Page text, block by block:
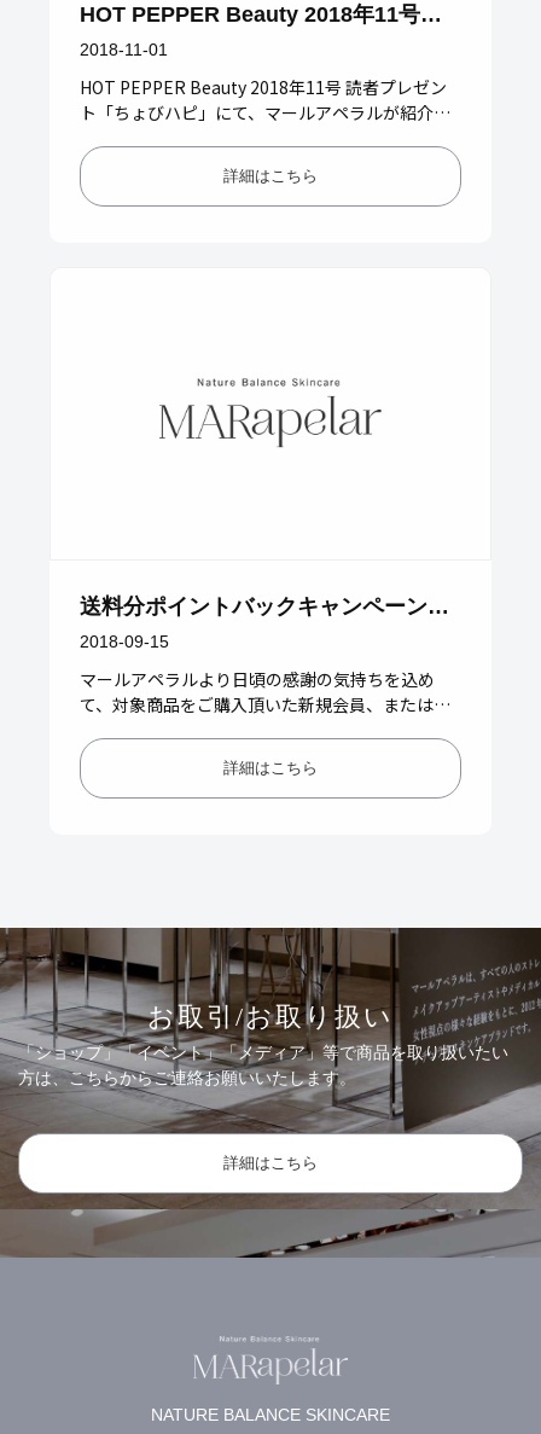
HOT PEPPER Beauty 2018年11号掲
載
2018-11-01
HOT PEPPER Beauty 2018年11号 読者プレゼン
ト「ちょびハピ」にて、マールアペラルが紹介さ
詳細はこちら
送料分ポイントバックキャンペーンの
お知らせ
2018-09-15
マールアペラルより日頃の感謝の気持ちを込め
て、対象商品をご購入頂いた新規会員、または会
ントバックキャンペーンを実施…
詳細はこちら
お取引/お取り扱い
「ショップ」「イベント」「メディア」等で商品を取り扱いたい
方は、こちらからご連絡お願いいたします。
詳細はこちら
NATURE BALANCE SKINCARE